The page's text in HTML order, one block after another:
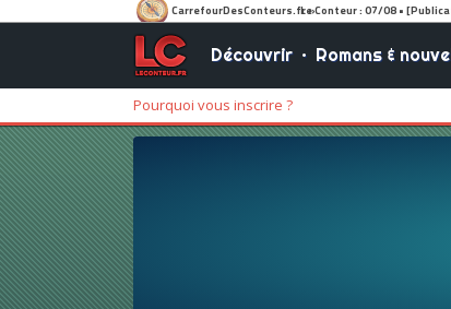
Découvrir• Romans &
Pourquoi vous inscrire ?